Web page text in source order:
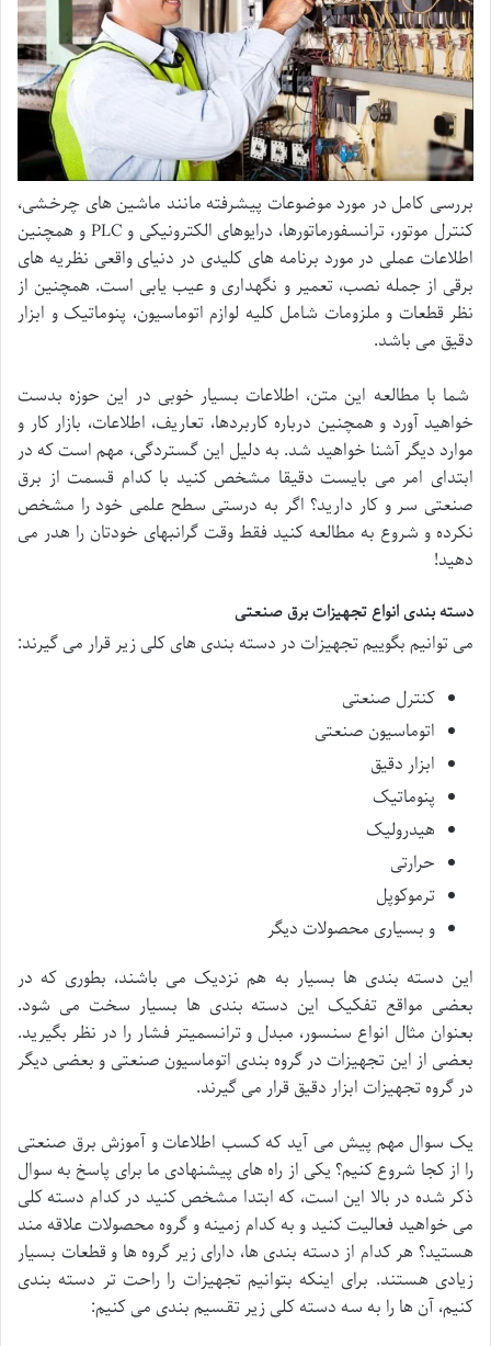
بررسی کامل در مورد موضوعات پیشرفته مانند ماشین های چرخشی،
کنترل موتور، ترانسفورماتورها، درایوهای الکترونیکی و PLC و همچنین
اطلاعات عملی در مورد برنامه های کلیدی در دنیای واقعی نظریه های
برقی از جمله نصب، تعمیر و نگهداری و عیب یابی است. همچنین از
نظر قطعات و ملزومات شامل کلیه لوازم اتوماسیون، پنوماتیک و ابزار
دقیق می باشد.
شما با مطالعه این متن، اطلاعات بسیار خوبی در این حوزه بدست
خواهید آورد و همچنین درباره کاربردها، تعاریف، اطلاعات، بازار کار و
موارد دیگر آشنا خواهید شد. به دلیل این گستردگی، مهم است که در
ابتدای امر می بایست دقیقا مشخص کنید با کدام قسمت از برق
صنعتی سر و کار دارید؟ اگر به درستی سطح علمی خود را مشخص
نکرده و شروع به مطالعه کنید فقط وقت گرانبهای خودتان را هدر می
دهید!
دسته بندی انواع تجهیزات برق صنعتی
می توانیم بگوییم تجهیزات در دسته بندی های کلی زیر قرار می گیرند:
کنترل صنعتی
اتوماسیون صنعتی
ابزار دقیق
پنوماتیک
هیدرولیک
حرارتی
ترموکوپل
و بسیاری محصولات دیگر
این دسته بندی ها بسیار به هم نزدیک می باشند، بطوری که در
بعضی مواقع تفکیک این دسته بندی ها بسیار سخت می شود.
بعنوان مثال انواع سنسور، مبدل و ترانسمیتر فشار را در نظر بگیرید.
بعضی از این تجهیزات در گروه بندی اتوماسیون صنعتی و بعضی دیگر
در گروه تجهیزات ابزار دقیق قرار می گیرند.
یک سوال مهم پیش می آید که کسب اطلاعات و آموزش برق صنعتی
را از کجا شروع کنیم؟ یکی از راه های پیشنهادی ما برای پاسخ به سوال
ذکر شده در بالا این است، که ابتدا مشخص کنید در کدام دسته کلی
می خواهید فعالیت کنید و به کدام زمینه و گروه محصولات علاقه مند
هستید؟ هر کدام از دسته بندی ها، دارای زیر گروه ها و قطعات بسیار
زیادی هستند. برای اینکه بتوانیم تجهیزات را راحت تر دسته بندی
کنیم، آن ها را به سه دسته کلی زیر تقسیم بندی می کنیم: